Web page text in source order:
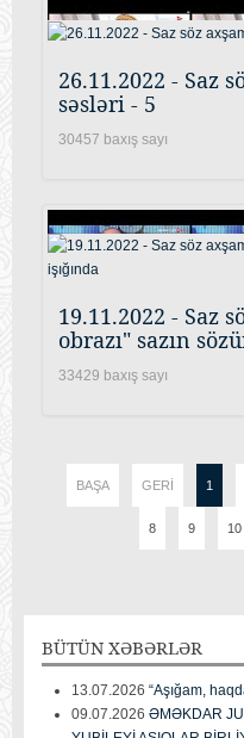
26.11.2022 - Saz
səsləri - 5
30457 baxış sayı
19.11.2022 - Saz
obrazı" sazın
33429 baxış sayı
BAŞA GERI 1
8 9 10
BÜTÜN XƏBƏRLƏR
13.07.2026 “Aşığam,
09.07.2026 ƏMƏKDAR